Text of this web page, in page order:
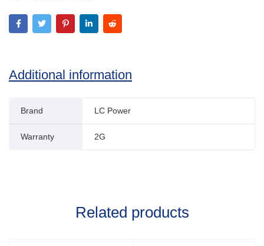
Additional information
Brand LC Power
Warranty 2G
Related products